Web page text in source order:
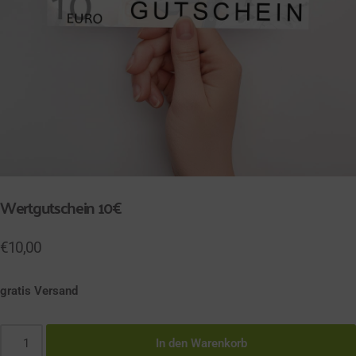
Wertgutschein 10€
€10,00
gratis Versand
In den Warenkorb